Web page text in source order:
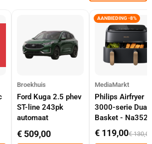
Broekhuis
Ford Kuga 2.5 phev
ST-line 243pk
automaat
€ 509,00
AANBIEDING -8%
MediaMarkt
Philips Airfryer
3000-serie Dual
Basket -
Dubbele Mand 9
Tot 6 Personen
€ 119,00€ 130,00